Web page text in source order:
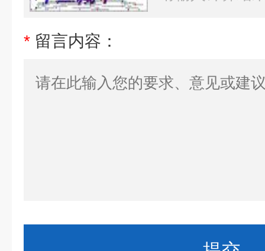
* 留言内容：